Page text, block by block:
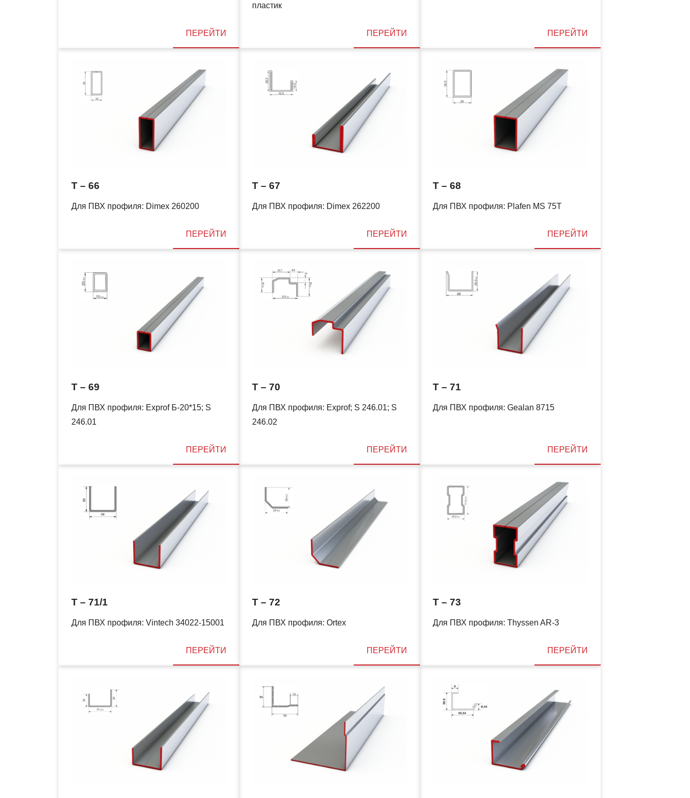
ПЕРЕЙТИ
пластик
ПЕРЕЙТИ ПЕРЕЙТИ
T – 66
Для ПВХ профиля: Dimex 260200
ПЕРЕЙТИ
T – 67
Для ПВХ профиля: Dimex 262200
ПЕРЕЙТИ
T – 68
Для ПВХ профиля: Plafen MS 75T
ПЕРЕЙТИ
T – 69
Для ПВХ профиля: Exprof Б-20*15; S
246.01
ПЕРЕЙТИ
T – 70
Для ПВХ профиля: Exprof; S 246.01; S
246.02
ПЕРЕЙТИ
T – 71
Для ПВХ профиля: Gealan 8715
ПЕРЕЙТИ
T – 71/1
Для ПВХ профиля: Vintech 34022-15001
ПЕРЕЙТИ
T – 72
Для ПВХ профиля: Ortex
ПЕРЕЙТИ
T – 73
Для ПВХ профиля: Thyssen AR-3
ПЕРЕЙТИ